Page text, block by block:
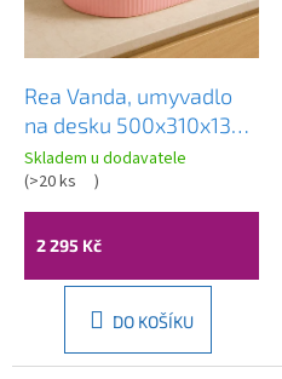
Rea Vanda, umyvadlo
na desku 500x310x130
mm, růžová matná,
REA-U6376
Skladem u dodavatele
(>20 ks )
2 295 Kč
DO KOŠÍKU